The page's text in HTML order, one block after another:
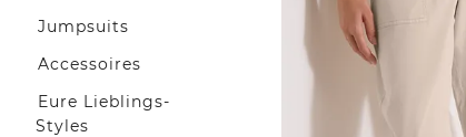
Jumpsuits
Accessoires
Eure Lieblings-
Styles